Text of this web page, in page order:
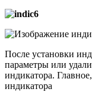
После установки
параметры или
индикатора.
индикатора